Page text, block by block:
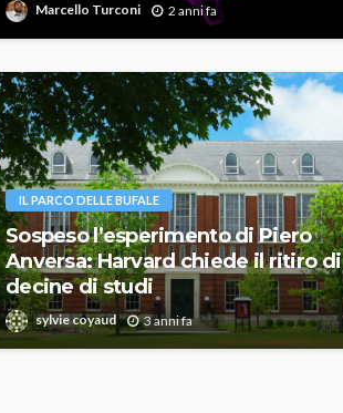
Marcello Turconi 2 anni fa
IL PARCO DELLE BUFALE
Sospeso l’esperimento di Piero
Anversa: Harvard chiede il ritiro di
decine di studi
sylvie coyaud 3 anni fa